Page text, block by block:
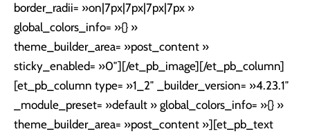
border_radii= »on|7px|7px|7px|7px »
global_colors_info= »{} »
theme_builder_area= »post_content »
sticky_enabled= »0″][/et_pb_image][/et_pb_column]
[et_pb_column type= »1_2″ _builder_version= »4.23.1″
_module_preset= »default » global_colors_info= »{} »
theme_builder_area= »post_content »][et_pb_text